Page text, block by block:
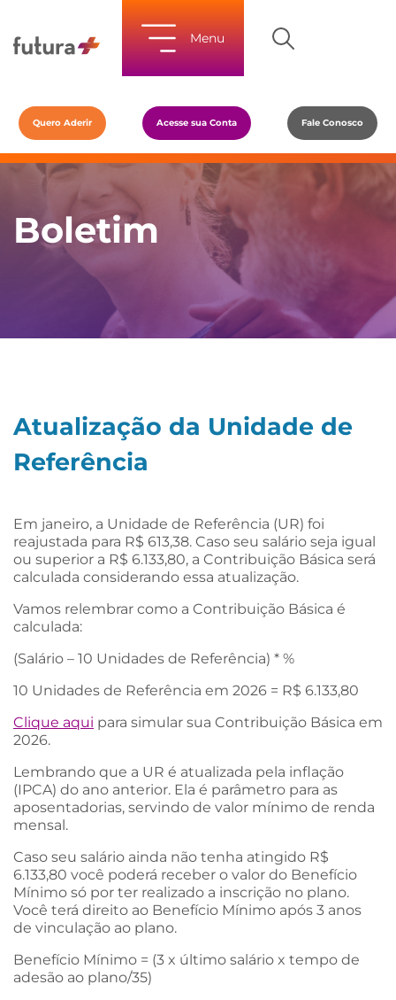
Menu
Quero Aderir Acesse sua Conta Fale Conosco
Boletim
Atualização da Unidade de
Referência
Em janeiro, a Unidade de Referência (UR) foi
reajustada para R$ 613,38. Caso seu salário seja igual
ou superior a R$ 6.133,80, a Contribuição Básica será
calculada considerando essa atualização.
Vamos relembrar como a Contribuição Básica é
calculada:
(Salário – 10 Unidades de Referência) * %
10 Unidades de Referência em 2026 = R$ 6.133,80
Clique aqui para simular sua Contribuição Básica em
2026.
Lembrando que a UR é atualizada pela inflação
(IPCA) do ano anterior. Ela é parâmetro para as
aposentadorias, servindo de valor mínimo de renda
mensal.
Caso seu salário ainda não tenha atingido R$
6.133,80 você poderá receber o valor do Benefício
Mínimo só por ter realizado a inscrição no plano.
Você terá direito ao Benefício Mínimo após 3 anos
de vinculação ao plano.
Benefício Mínimo = (3 x último salário x tempo de
adesão ao plano/35)